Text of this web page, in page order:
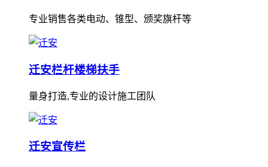
专业销售各类电动、锥型、颁奖旗杆等
迁安栏杆楼梯扶手
量身打造,专业的设计施工团队
迁安宣传栏